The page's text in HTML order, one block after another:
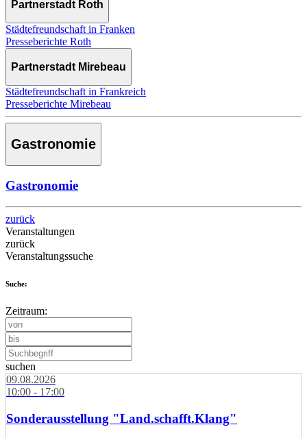
Partnerstadt Roth
Städtefreundschaft in Franken
Presseberichte Roth
Partnerstadt Mirebeau
Städtefreundschaft in Frankreich
Presseberichte Mirebeau
Gastronomie
Gastronomie
zurück
Veranstaltungen
zurück
Veranstaltungssuche
Suche:
Zeitraum:
suchen
09.08.2026
10:00 - 17:00
Sonderausstellung "Land.schafft.Klang"